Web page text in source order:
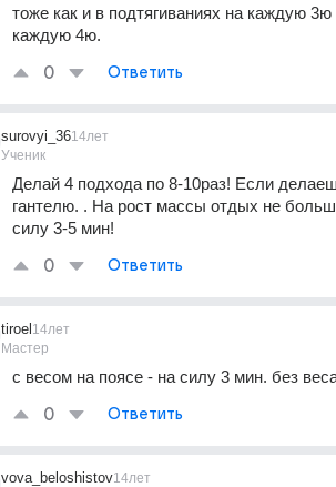
тоже как и в подтягиваниях на каждую
каждую 4ю.
0 Ответить
surovyi_36
Ученик
14лет
Делай 4 подхода по 8-10раз! Если
гантелю. . На рост массы отдых не
силу 3-5 мин!
0 Ответить
tiroel
Мастер
14лет
с весом на поясе - на силу 3 мин. без
0 Ответить
vova_beloshistov14лет